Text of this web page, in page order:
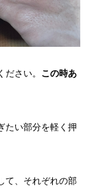
さい。 この時あ
たい部分を軽く押
て、それぞれの部